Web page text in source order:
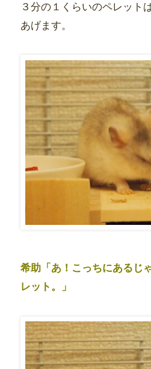
３分の１くらいのペレット
あげます。
希助「あ！こっちにあるじ
レット。」